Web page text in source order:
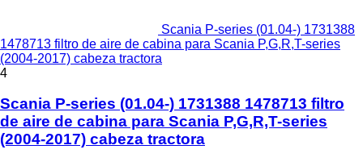
Scania P-series (01.04-) 1731388
1478713 filtro de aire de cabina para Scania P,G,R,T-series
(2004-2017) cabeza tractora
4
Scania P-series (01.04-) 1731388 1478713 filtro
de aire de cabina para Scania P,G,R,T-series
(2004-2017) cabeza tractora